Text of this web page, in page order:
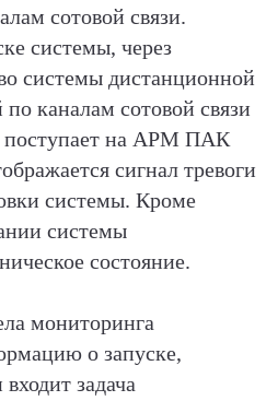
сотовой связи.
системы, через
системы дистанционной
каналам сотовой связи
на АРМ ПАК
сигнал тревоги
системы. Кроме
системы
состояние.
мониторинга
о запуске,
задача